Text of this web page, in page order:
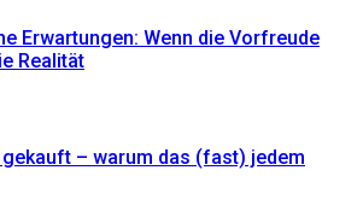
Erwartungen: Wenn die Vorfreude
Realität
– warum das (fast) jedem